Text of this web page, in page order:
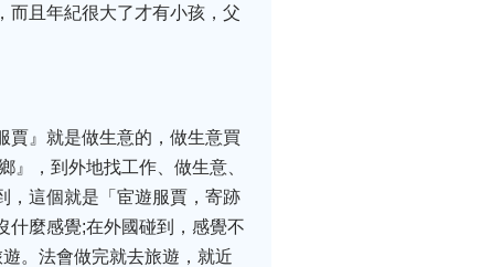
而且年紀很大了才有小孩，父
賈』就是做生意的，做生意買
』，到外地找工作、做生意、
，這個就是「宦遊服賈，寄跡
什麼感覺;在外國碰到，感覺不
。法會做完就去旅遊，就近